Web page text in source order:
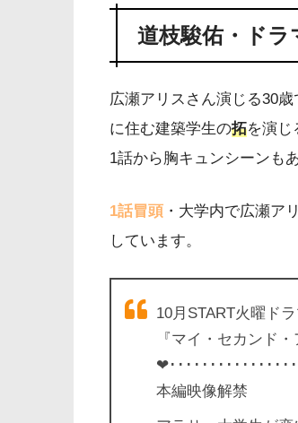
道枝駿佑・ド
広瀬アリスさん演じる30
に住む建築学生の拓を演じ
1話から胸キュンシーンも
1話冒頭 ・大学内で広瀬ア
しています。
️10月START火曜ド
『マイ・セカンド・
❤︎･･･････････････
本編映像解禁